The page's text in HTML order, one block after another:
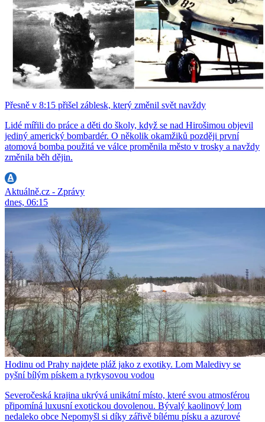
Přesně v 8:15 přišel záblesk, který změnil svět navždy
Lidé mířili do práce a děti do školy, když se nad Hirošimou objevil
jediný americký bombardér. O několik okamžiků později první
atomová bomba použitá ve válce proměnila město v trosky a navždy
změnila běh dějin.
Aktuálně.cz - Zprávy
dnes, 06:15
Hodinu od Prahy najdete pláž jako z exotiky. Lom Maledivy se
pyšní bílým pískem a tyrkysovou vodou
Severočeská krajina ukrývá unikátní místo, které svou atmosférou
připomíná luxusní exotickou dovolenou. Bývalý kaolinový lom
nedaleko obce Nepomyšl si díky zářivě bílému písku a azurové